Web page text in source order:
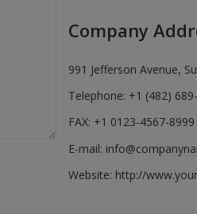
Company
991 Jefferson Avenue,
Telephone: +1 (482)
FAX: +1 0123-4567-8999
E-mail:
Website: http://